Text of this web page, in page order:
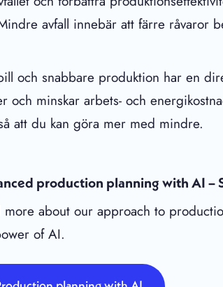
avfall innebär att färre råvaror
och snabbare produktion har en
och minskar arbets- och
att du kan göra mer med mindre.
production planning with AI –
more about our approach to
of AI.